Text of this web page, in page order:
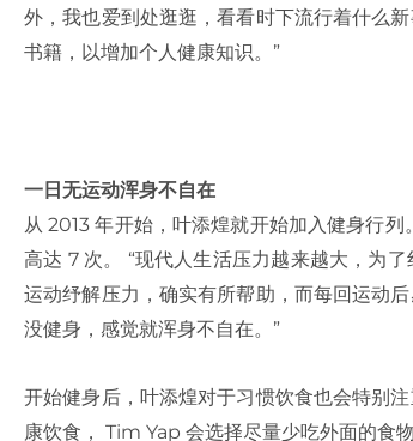
外，我也爱到处逛逛，看看时下流行着什么
书籍，以增加个人健康知识。”
一日无运动浑身不自在
从 2013 年开始，叶添煌就开始加入健身行
高达 7 次。 “现代人生活压力越来越大，为
运动纾解压力，确实有所帮助，而每回运动
没健身，感觉就浑身不自在。”
开始健身后，叶添煌对于习惯饮食也会特别
康饮食， Tim Yap 会选择尽量少吃外面的食